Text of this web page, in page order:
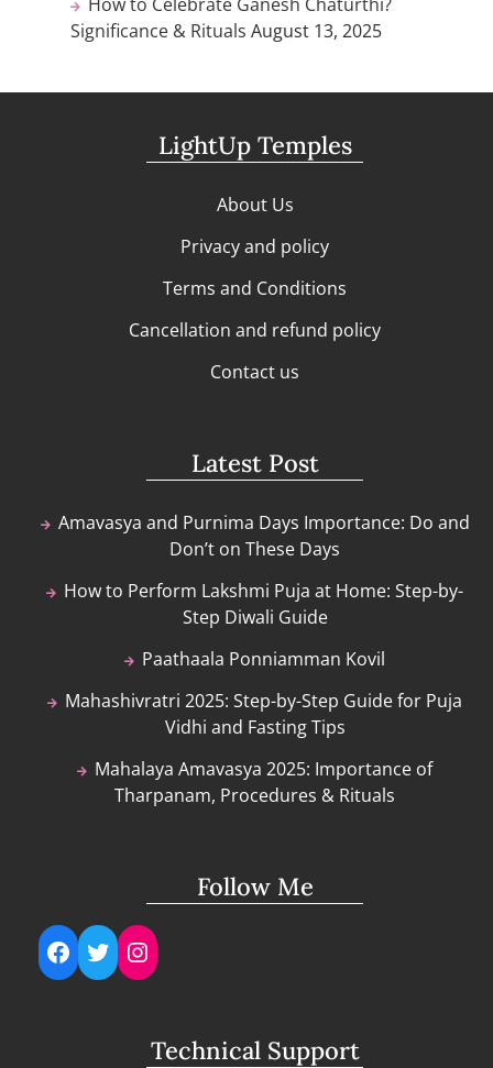
Significance & Rituals August 13, 2025
LightUp Temples
About Us
Privacy and policy
Terms and Conditions
Cancellation and refund policy
Contact us
Latest Post
Amavasya and Purnima Days Importance: Do and
Don’t on These Days
How to Perform Lakshmi Puja at Home: Step-by-
Step Diwali Guide
Paathaala Ponniamman Kovil
Mahashivratri 2025: Step-by-Step Guide for Puja
Vidhi and Fasting Tips
Mahalaya Amavasya 2025: Importance of
Tharpanam, Procedures & Rituals
Follow Me
Facebook
TwitterInstagram
Technical Support